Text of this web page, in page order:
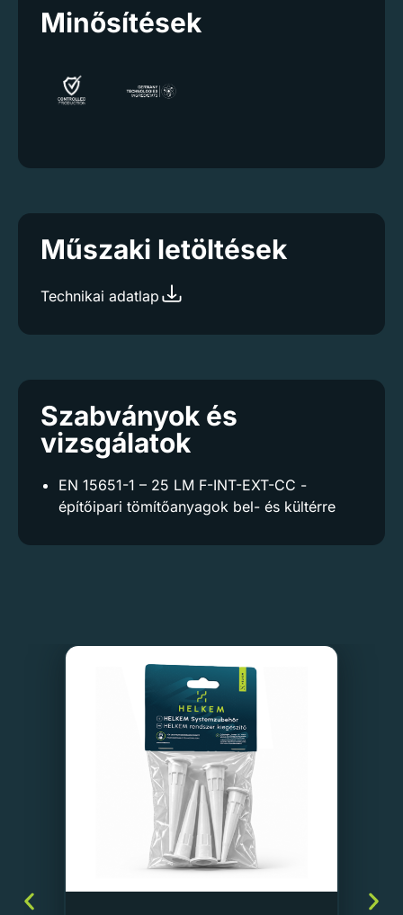
Minősítések
Műszaki letöltések
Technikai adatlap
Szabványok és
vizsgálatok
EN 15651-1 – 25 LM F-INT-EXT-CC -
építőipari tömítőanyagok bel- és kültérre